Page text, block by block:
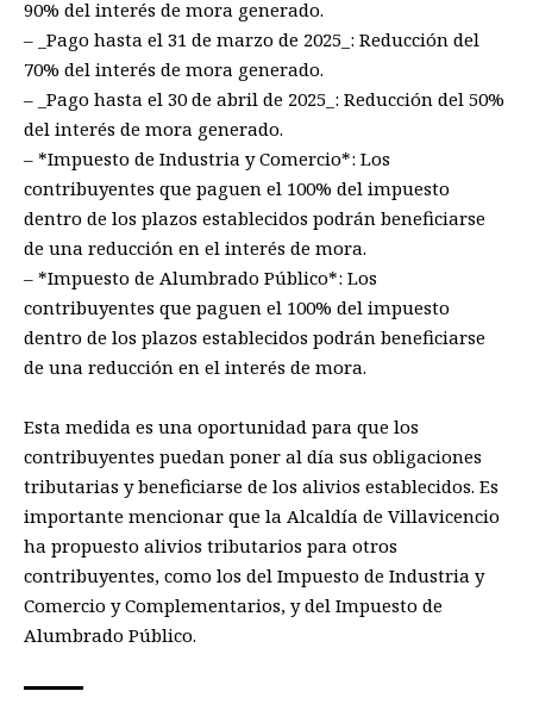
90% del interés de mora generado.
– _Pago hasta el 31 de marzo de 2025_: Reducción del
70% del interés de mora generado.
– _Pago hasta el 30 de abril de 2025_: Reducción del 50%
del interés de mora generado.
– *Impuesto de Industria y Comercio*: Los
contribuyentes que paguen el 100% del impuesto
dentro de los plazos establecidos podrán beneficiarse
de una reducción en el interés de mora.
– *Impuesto de Alumbrado Público*: Los
contribuyentes que paguen el 100% del impuesto
dentro de los plazos establecidos podrán beneficiarse
de una reducción en el interés de mora.
Esta medida es una oportunidad para que los
contribuyentes puedan poner al día sus obligaciones
tributarias y beneficiarse de los alivios establecidos. Es
importante mencionar que la Alcaldía de Villavicencio
ha propuesto alivios tributarios para otros
contribuyentes, como los del Impuesto de Industria y
Comercio y Complementarios, y del Impuesto de
Alumbrado Público.